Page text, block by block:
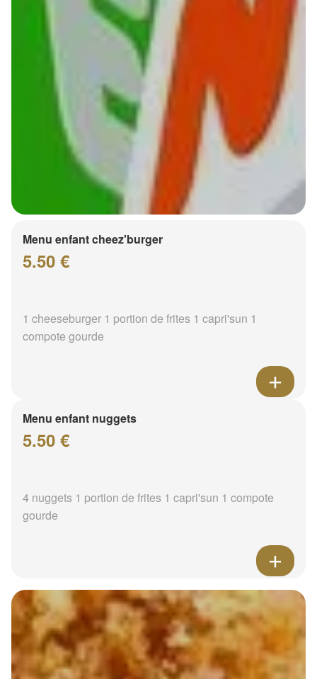
Menu enfant cheez'burger
5.50 €
1 cheeseburger 1 portion de frites 1 capri'sun 1
compote gourde
Menu enfant nuggets
5.50 €
4 nuggets 1 portion de frites 1 capri'sun 1 compote
gourde